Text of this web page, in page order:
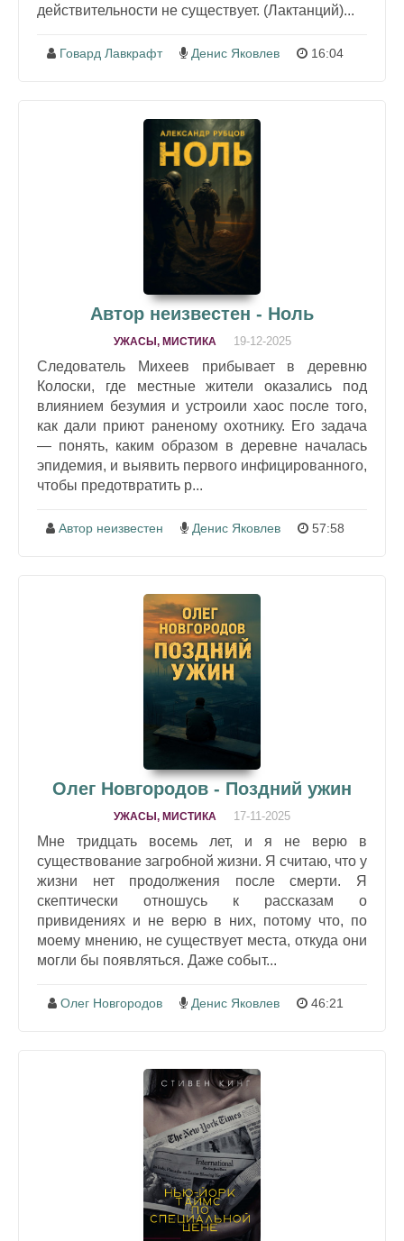
действительности не существует. (Лактанций)...
Говард Лавкрафт Денис Яковлев 16:04
Автор неизвестен - Ноль
УЖАСЫ, МИСТИКА 19-12-2025
Следователь Михеев прибывает в деревню
Колоски, где местные жители оказались под
влиянием безумия и устроили хаос после того,
как дали приют раненому охотнику. Его задача
— понять, каким образом в деревне началась
эпидемия, и выявить первого инфицированного,
чтобы предотвратить р...
Автор неизвестен Денис Яковлев 57:58
Олег Новгородов - Поздний ужин
УЖАСЫ, МИСТИКА 17-11-2025
Мне тридцать восемь лет, и я не верю в
существование загробной жизни. Я считаю, что у
жизни нет продолжения после смерти. Я
скептически отношусь к рассказам о
привидениях и не верю в них, потому что, по
моему мнению, не существует места, откуда они
могли бы появляться. Даже событ...
Олег Новгородов Денис Яковлев 46:21